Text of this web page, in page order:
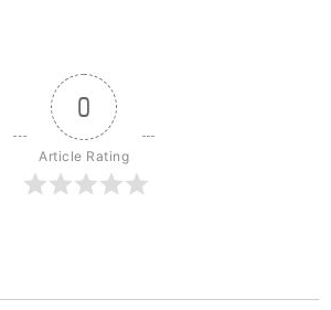
0
Article Rating